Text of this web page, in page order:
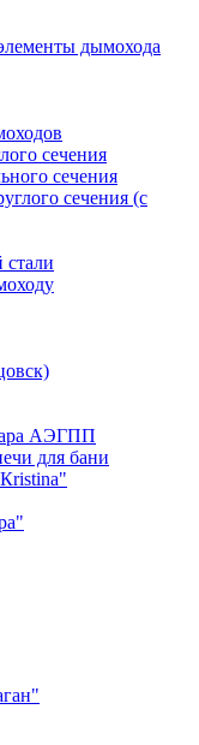
дымохода
сечения
сечения
сечения (с
АЭГПП
для бани